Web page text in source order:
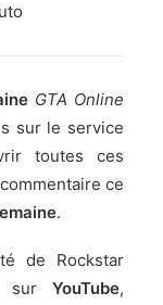
GTA Online
sur le service
toutes ces
ce
.
de Rockstar
sur YouTube,